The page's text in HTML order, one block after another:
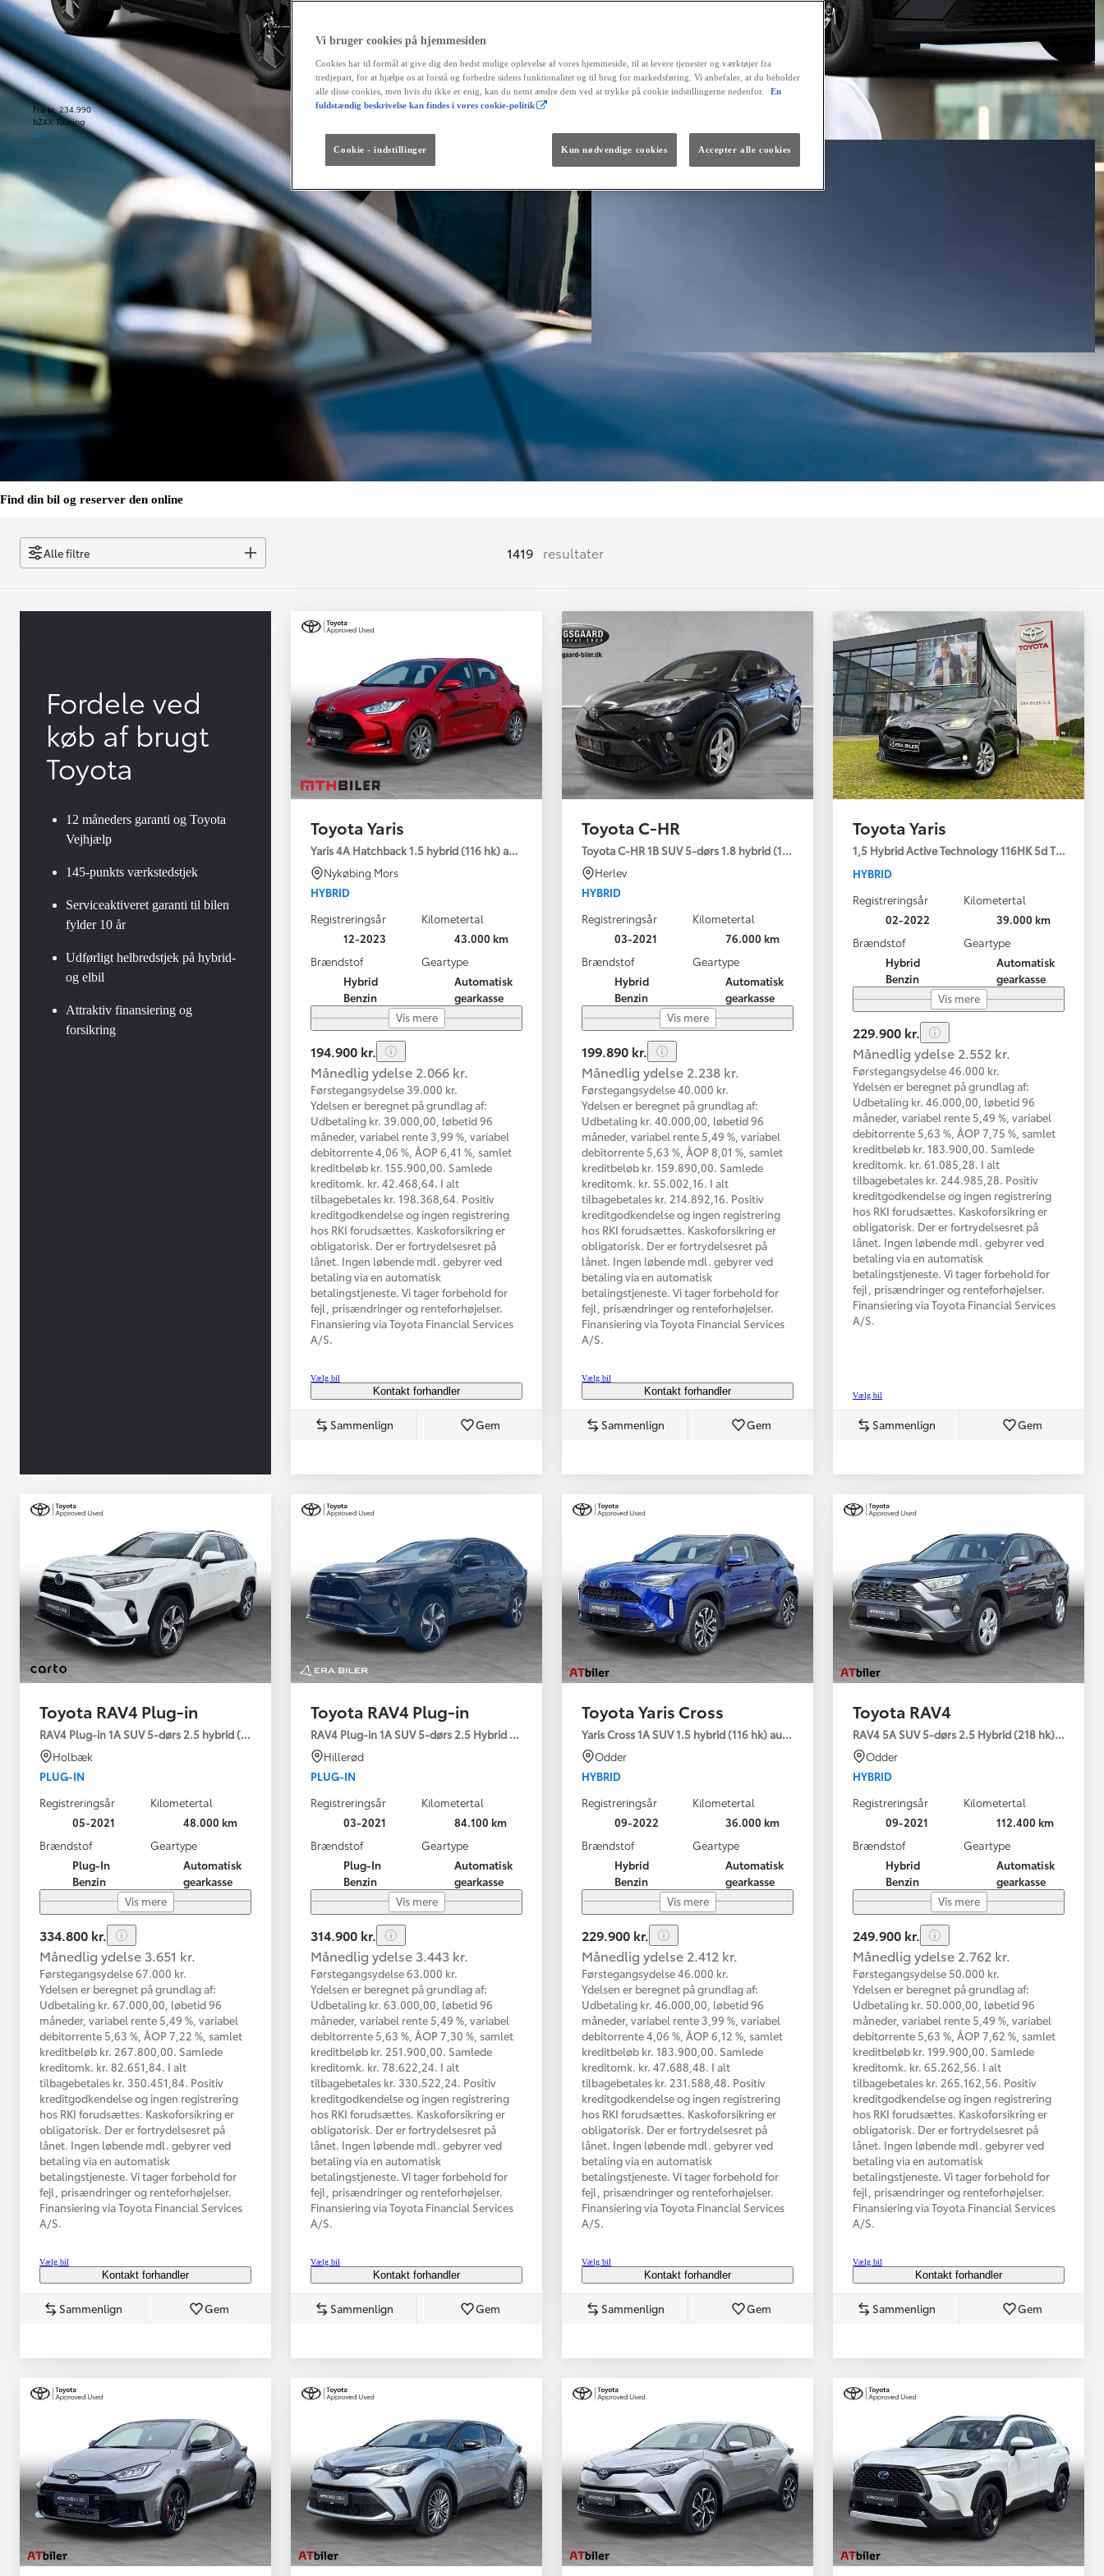
Fra kr. 234.990
bZ4X Touring
EL
The soul lives on.
HYBRID
Den nye Yaris Cross
Kommer snart
Find din bil og reserver den online
Alle filtre 1419 resultater
Fordele ved
køb af brugt
Toyota
12 måneders garanti og Toyota
Vejhjælp
145-punkts værkstedstjek
Serviceaktiveret garanti til bilen
fylder 10 år
Udførligt helbredstjek på hybrid-
og elbil
Attraktiv finansiering og
forsikring
Toyota Yaris
Yaris 4A Hatchback 1.5 hybrid (116 hk) aut. gear Active - Technology
Nykøbing Mors
HYBRID
Registreringsår
12-2023
Kilometertal
43.000 km
Brændstof
Hybrid
Benzin
Geartype
Automatisk
gearkasse
Vis mere
194.900 kr.
Månedlig ydelse 2.066 kr.
Førstegangsydelse 39.000 kr.
Ydelsen er beregnet på grundlag af:
Udbetaling kr. 39.000,00, løbetid 96
måneder, variabel rente 3,99 %, variabel
debitorrente 4,06 %, ÅOP 6,41 %, samlet
kreditbeløb kr. 155.900,00. Samlede
kreditomk. kr. 42.468,64. I alt
tilbagebetales kr. 198.368,64. Positiv
kreditgodkendelse og ingen registrering
hos RKI forudsættes. Kaskoforsikring er
obligatorisk. Der er fortrydelsesret på
lånet. Ingen løbende mdl. gebyrer ved
betaling via en automatisk
betalingstjeneste. Vi tager forbehold for
fejl, prisændringer og renteforhøjelser.
Finansiering via Toyota Financial Services
A/S.
Vælg bil
Kontakt forhandler
Sammenlign Gem
Toyota C-HR
Toyota C-HR 1B SUV 5-dørs 1.8 hybrid (122 hk) aut. gear C-LUB - Smart
Herlev
HYBRID
Registreringsår
03-2021
Kilometertal
76.000 km
Brændstof
Hybrid
Benzin
Geartype
Automatisk
gearkasse
Vis mere
199.890 kr.
Månedlig ydelse 2.238 kr.
Førstegangsydelse 40.000 kr.
Ydelsen er beregnet på grundlag af:
Udbetaling kr. 40.000,00, løbetid 96
måneder, variabel rente 5,49 %, variabel
debitorrente 5,63 %, ÅOP 8,01 %, samlet
kreditbeløb kr. 159.890,00. Samlede
kreditomk. kr. 55.002,16. I alt
tilbagebetales kr. 214.892,16. Positiv
kreditgodkendelse og ingen registrering
hos RKI forudsættes. Kaskoforsikring er
obligatorisk. Der er fortrydelsesret på
lånet. Ingen løbende mdl. gebyrer ved
betaling via en automatisk
betalingstjeneste. Vi tager forbehold for
fejl, prisændringer og renteforhøjelser.
Finansiering via Toyota Financial Services
A/S.
Vælg bil
Kontakt forhandler
Sammenlign Gem
Toyota Yaris
1,5 Hybrid Active Technology 116HK 5d Trinl. Gear
HYBRID
Registreringsår
02-2022
Kilometertal
39.000 km
Brændstof
Hybrid
Benzin
Geartype
Automatisk
gearkasse
Vis mere
229.900 kr.
Månedlig ydelse 2.552 kr.
Førstegangsydelse 46.000 kr.
Ydelsen er beregnet på grundlag af:
Udbetaling kr. 46.000,00, løbetid 96
måneder, variabel rente 5,49 %, variabel
debitorrente 5,63 %, ÅOP 7,75 %, samlet
kreditbeløb kr. 183.900,00. Samlede
kreditomk. kr. 61.085,28. I alt
tilbagebetales kr. 244.985,28. Positiv
kreditgodkendelse og ingen registrering
hos RKI forudsættes. Kaskoforsikring er
obligatorisk. Der er fortrydelsesret på
lånet. Ingen løbende mdl. gebyrer ved
betaling via en automatisk
betalingstjeneste. Vi tager forbehold for
fejl, prisændringer og renteforhøjelser.
Finansiering via Toyota Financial Services
A/S.
Vælg bil
Sammenlign Gem
Toyota RAV4 Plug-in
RAV4 Plug-in 1A SUV 5-dørs 2.5 hybrid (306 hk) aut. gear AWD-i H3 - Comfort
Holbæk
PLUG-IN
Registreringsår
05-2021
Kilometertal
48.000 km
Brændstof
Plug-In
Benzin
Geartype
Automatisk
gearkasse
Vis mere
334.800 kr.
Månedlig ydelse 3.651 kr.
Førstegangsydelse 67.000 kr.
Ydelsen er beregnet på grundlag af:
Udbetaling kr. 67.000,00, løbetid 96
måneder, variabel rente 5,49 %, variabel
debitorrente 5,63 %, ÅOP 7,22 %, samlet
kreditbeløb kr. 267.800,00. Samlede
kreditomk. kr. 82.651,84. I alt
tilbagebetales kr. 350.451,84. Positiv
kreditgodkendelse og ingen registrering
hos RKI forudsættes. Kaskoforsikring er
obligatorisk. Der er fortrydelsesret på
lånet. Ingen løbende mdl. gebyrer ved
betaling via en automatisk
betalingstjeneste. Vi tager forbehold for
fejl, prisændringer og renteforhøjelser.
Finansiering via Toyota Financial Services
A/S.
Vælg bil
Kontakt forhandler
Sammenlign Gem
Toyota RAV4 Plug-in
RAV4 Plug-in 1A SUV 5-dørs 2.5 Hybrid (306 hk) aut. gear AWD-i H3 - Comfort - Premium
Hillerød
PLUG-IN
Registreringsår
03-2021
Kilometertal
84.100 km
Brændstof
Plug-In
Benzin
Geartype
Automatisk
gearkasse
Vis mere
314.900 kr.
Månedlig ydelse 3.443 kr.
Førstegangsydelse 63.000 kr.
Ydelsen er beregnet på grundlag af:
Udbetaling kr. 63.000,00, løbetid 96
måneder, variabel rente 5,49 %, variabel
debitorrente 5,63 %, ÅOP 7,30 %, samlet
kreditbeløb kr. 251.900,00. Samlede
kreditomk. kr. 78.622,24. I alt
tilbagebetales kr. 330.522,24. Positiv
kreditgodkendelse og ingen registrering
hos RKI forudsættes. Kaskoforsikring er
obligatorisk. Der er fortrydelsesret på
lånet. Ingen løbende mdl. gebyrer ved
betaling via en automatisk
betalingstjeneste. Vi tager forbehold for
fejl, prisændringer og renteforhøjelser.
Finansiering via Toyota Financial Services
A/S.
Vælg bil
Kontakt forhandler
Sammenlign Gem
Toyota Yaris Cross
Yaris Cross 1A SUV 1.5 hybrid (116 hk) aut. gear Style
Odder
HYBRID
Registreringsår
09-2022
Kilometertal
36.000 km
Brændstof
Hybrid
Benzin
Geartype
Automatisk
gearkasse
Vis mere
229.900 kr.
Månedlig ydelse 2.412 kr.
Førstegangsydelse 46.000 kr.
Ydelsen er beregnet på grundlag af:
Udbetaling kr. 46.000,00, løbetid 96
måneder, variabel rente 3,99 %, variabel
debitorrente 4,06 %, ÅOP 6,12 %, samlet
kreditbeløb kr. 183.900,00. Samlede
kreditomk. kr. 47.688,48. I alt
tilbagebetales kr. 231.588,48. Positiv
kreditgodkendelse og ingen registrering
hos RKI forudsættes. Kaskoforsikring er
obligatorisk. Der er fortrydelsesret på
lånet. Ingen løbende mdl. gebyrer ved
betaling via en automatisk
betalingstjeneste. Vi tager forbehold for
fejl, prisændringer og renteforhøjelser.
Finansiering via Toyota Financial Services
A/S.
Vælg bil
Kontakt forhandler
Sammenlign Gem
Toyota RAV4
RAV4 5A SUV 5-dørs 2.5 Hybrid (218 hk) aut.
Odder
HYBRID
Registreringsår
09-2021
Kilometertal
112.400 km
Brændstof
Hybrid
Benzin
Geartype
Automatisk
gearkasse
Vis mere
249.900 kr.
Månedlig ydelse 2.762 kr.
Førstegangsydelse 50.000 kr.
Ydelsen er beregnet på grundlag af:
Udbetaling kr. 50.000,00, løbetid 96
måneder, variabel rente 5,49 %, variabel
debitorrente 5,63 %, ÅOP 7,62 %, samlet
kreditbeløb kr. 199.900,00. Samlede
kreditomk. kr. 65.262,56. I alt
tilbagebetales kr. 265.162,56. Positiv
kreditgodkendelse og ingen registrering
hos RKI forudsættes. Kaskoforsikring er
obligatorisk. Der er fortrydelsesret på
lånet. Ingen løbende mdl. gebyrer ved
betaling via en automatisk
betalingstjeneste. Vi tager forbehold for
fejl, prisændringer og renteforhøjelser.
Finansiering via Toyota Financial Services
A/S.
Vælg bil
Kontakt forhandler
Sammenlign Gem
Vi bruger cookies på hjemmesiden
Cookies har til formål at give dig den bedst mulige oplevelse af vores hjemmeside, til at levere tjenester og værktøjer fra
tredjepart, for at hjælpe os at forstå og forbedre sidens funktionalitet og til brug for markedsføring. Vi anbefaler, at du beholder
alle disse cookies, men hvis du ikke er enig, kan du nemt ændre dem ved at trykke på cookie indstillingerne nedenfor.
En
fuldstændig beskrivelse kan findes i vores cookie-politik
Cookie - indstillinger Kun nødvendige cookies Accepter alle cookies